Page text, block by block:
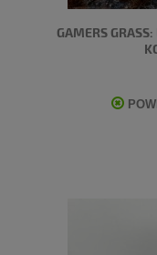
GAMERS